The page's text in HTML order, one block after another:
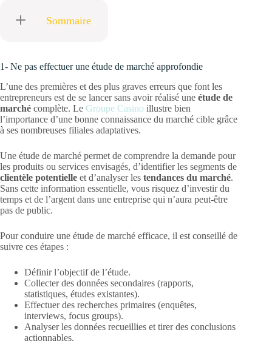
Sommaire
1- Ne pas effectuer une étude de marché approfondie
L’une des premières et des plus graves erreurs que font les
entrepreneurs est de se lancer sans avoir réalisé une étude de
marché complète. Le Groupe Casino illustre bien
l’importance d’une bonne connaissance du marché cible grâce
à ses nombreuses filiales adaptatives.
Une étude de marché permet de comprendre la demande pour
les produits ou services envisagés, d’identifier les segments de
clientèle potentielle et d’analyser les tendances du marché.
Sans cette information essentielle, vous risquez d’investir du
temps et de l’argent dans une entreprise qui n’aura peut-être
pas de public.
Pour conduire une étude de marché efficace, il est conseillé de
suivre ces étapes :
Définir l’objectif de l’étude.
Collecter des données secondaires (rapports,
statistiques, études existantes).
Effectuer des recherches primaires (enquêtes,
interviews, focus groups).
Analyser les données recueillies et tirer des conclusions
actionnables.